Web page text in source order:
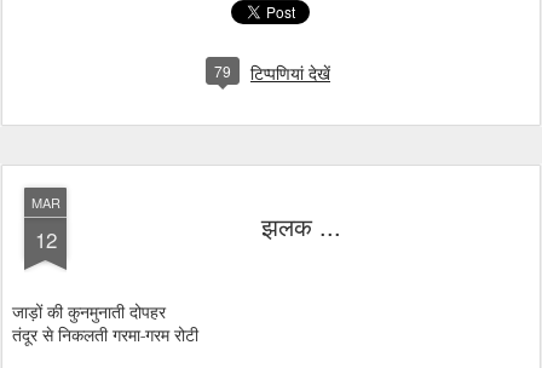
79 टिप्पणियां देखें
MAR
12 झलक ...
जाड़ों की कुनमुनाती दोपहर
तंदूर से निकलती गरमा-गरम रोटी